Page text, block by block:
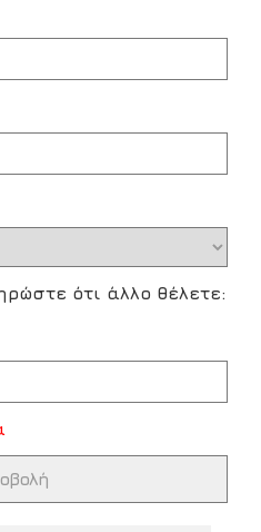
ότι άλλο θέλετε: